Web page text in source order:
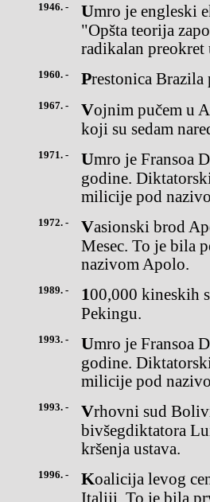
1946. - Umro je engleski ekonomist Džon Mejnard Kejnz, poznat po delu
"Opšta teorija
radikalan
1960. - Prestonica
1967. - Vojnim pučem u Atini uspostavljen je režim "grčkih pukovnika"
koji su sedam
1971. - Umro je Fransoa Divalije, "Papa Dok", predsednik Haitija od 1957.
godine.
milicije pod
1972. - Vasionski brod Apolo 17 (posada: Ceran i Scmitt) se spustio na
Mesec. To je bila
nazivom Apolo.
1989. - 100,000 kineskih studenata se okupilo na trgu Tienanmen u
Pekingu.
1993. - Umro je Fransoa Divalije, "Papa Dok", predsednik Haitija od 1957.
godine.
milicije pod
1993. - Vrhovni sud Bolivije osudio je na 30 godina zatvora
bivšegdiktatora
kršenja ustava.
1996. - Koalicija levog centra "Maslinovo drvo" pobedila je naIzborima u
Italiji. To je bila